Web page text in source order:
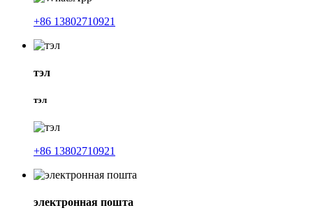
+86 13802710921
тэл
тэл
+86 13802710921
электронная пошта